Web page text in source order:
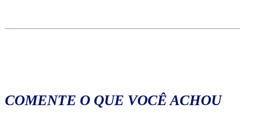
COMENTE O QUE VOCÊ ACHOU